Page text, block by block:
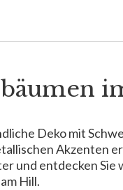
Deko mit
Akzenten
und entdecken
Hill.